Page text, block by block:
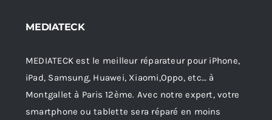
MEDIATECK
MEDIATECK est le meilleur réparateur pour iPhone,
iPad, Samsung, Huawei, Xiaomi,Oppo, etc… à
Montgallet à Paris 12ème. Avec notre expert, votre
smartphone ou tablette sera réparé en moins